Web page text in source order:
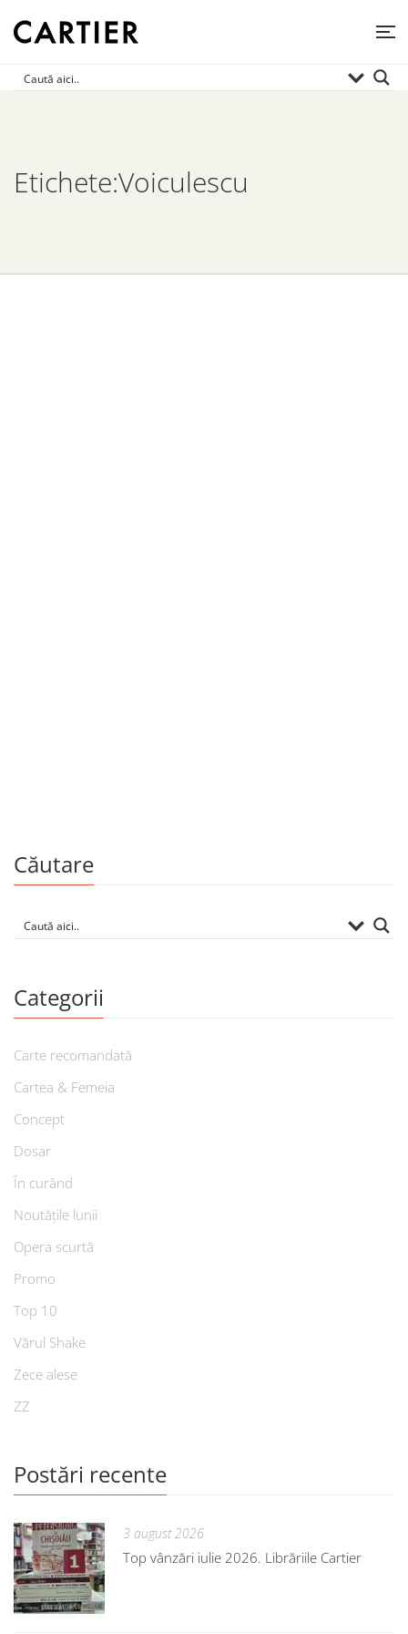
Etichete:Voiculescu
Căutare
Categorii
Carte recomandată
Cartea & Femeia
Concept
Dosar
În curând
Noutățile lunii
Opera scurtă
Promo
Top 10
Vărul Shake
Zece alese
ZZ
Postări recente
3 august 2026
Top vânzări iulie 2026. Librăriile Cartier